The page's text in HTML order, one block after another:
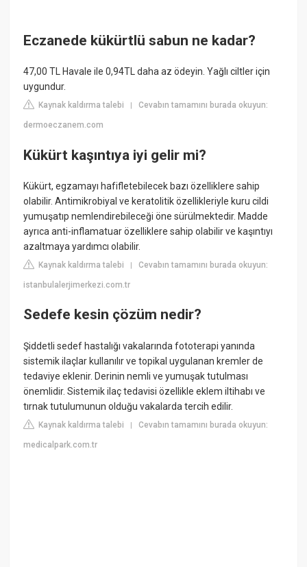
Eczanede kükürtlü sabun ne kadar?
47,00 TL Havale ile 0,94TL daha az ödeyin. Yağlı ciltler için
uygundur.
Kaynak kaldırma talebi |Cevabın tamamını burada okuyun:
dermoeczanem.com
Kükürt kaşıntıya iyi gelir mi?
Kükürt, egzamayı hafifletebilecek bazı özelliklere sahip
olabilir. Antimikrobiyal ve keratolitik özellikleriyle kuru cildi
yumuşatıp nemlendirebileceği öne sürülmektedir. Madde
ayrıca anti-inflamatuar özelliklere sahip olabilir ve kaşıntıyı
azaltmaya yardımcı olabilir.
Kaynak kaldırma talebi |Cevabın tamamını burada okuyun:
istanbulalerjimerkezi.com.tr
Sedefe kesin çözüm nedir?
Şiddetli sedef hastalığı vakalarında fototerapi yanında
sistemik ilaçlar kullanılır ve topikal uygulanan kremler de
tedaviye eklenir. Derinin nemli ve yumuşak tutulması
önemlidir. Sistemik ilaç tedavisi özellikle eklem iltihabı ve
tırnak tutulumunun olduğu vakalarda tercih edilir.
Kaynak kaldırma talebi |Cevabın tamamını burada okuyun:
medicalpark.com.tr